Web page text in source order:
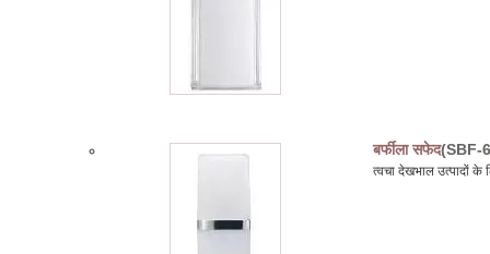
बर्फीला सफेद(SBF-
त्वचा देखभाल उत्पादों के